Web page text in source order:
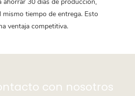
mismo tiempo de entrega. Esto
ventaja competitiva.
con nosotros